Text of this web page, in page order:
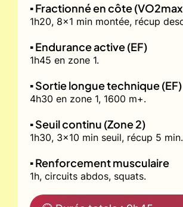
▪️ Fractionné en côte
1h20, 8x1 min montée, récup
▪️ Endurance active (EF)
1h45 en zone 1.
▪️ Sortie longue technique (EF)
4h30 en zone 1, 1600 m+.
▪️ Seuil continu (Zone 2)
1h30, 3x10 min seuil, récup 5 min.
▪️ Renforcement musculaire
1h, circuits abdos, squats.